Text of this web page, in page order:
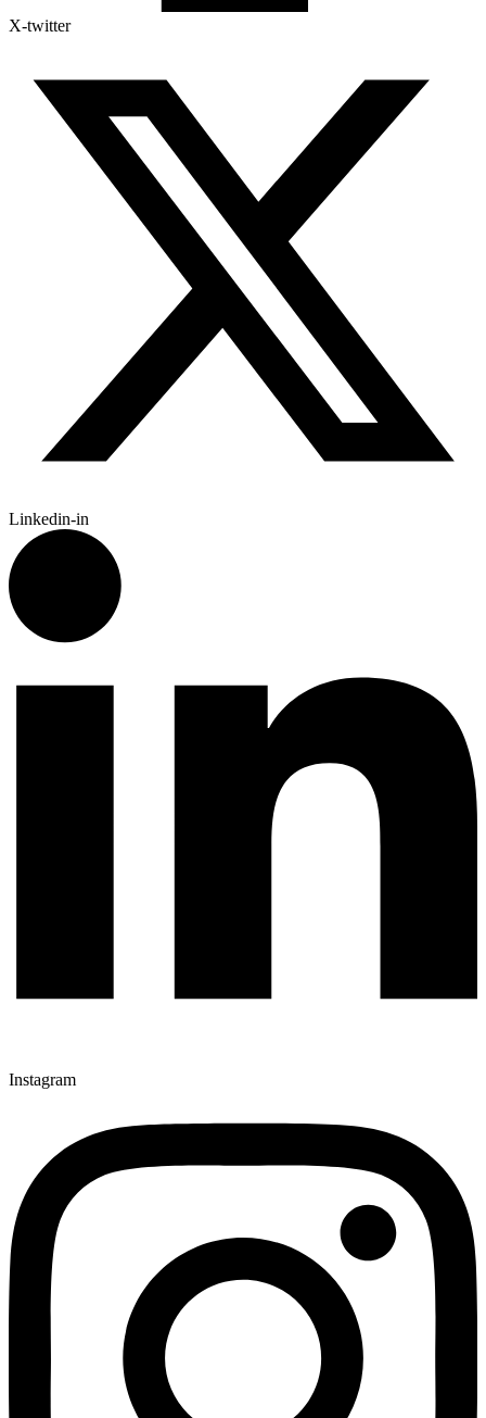
X-twitter
Linkedin-in
Instagram